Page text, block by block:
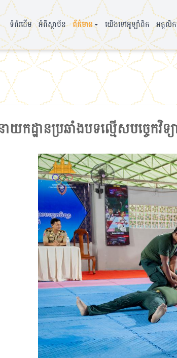
ទំព័រដើម អំពីស្ថាប័ន ព័ត៌មាន▾ យើងទៅអូឡាំពិក អត្តលិក
ាយកដ្ឋានប្រឆាំងបទល្មើសបច្ចេក